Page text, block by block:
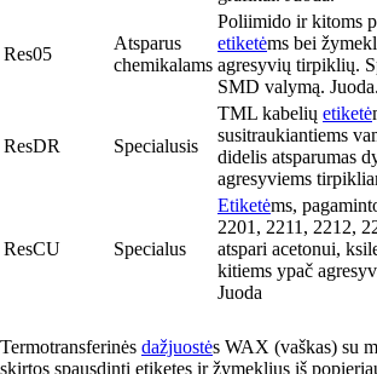
Res05
Atsparus
chemikalams
Poliimido ir kitoms
etiketėms bei
agresyvių tirpiklių.
SMD valymą. Juoda.
ResDR Specialusis
TML kabelių etiketė
susitraukiantiems
didelis atsparumas
agresyviems
ResCU Specialus
Etiketėms,
2201, 2211, 2212,
atspari acetonui,
kitiems ypač
Juoda
Termotransferinės dažjuostės WAX (vaškas) su
skirtos spausdinti etiketes ir žymeklius iš